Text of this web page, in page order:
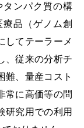
ンパク質の構
品（ゲノム創
してテーラーメ
、従来の分析チ
難、量産コスト
常に高価等の問
研究用での利用